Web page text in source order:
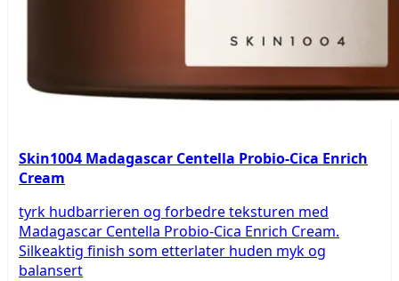
Skin1004 Madagascar Centella Probio-Cica Enrich
Cream
tyrk hudbarrieren og forbedre teksturen med
Madagascar Centella Probio-Cica Enrich Cream.
Silkeaktig finish som etterlater huden myk og
balansert